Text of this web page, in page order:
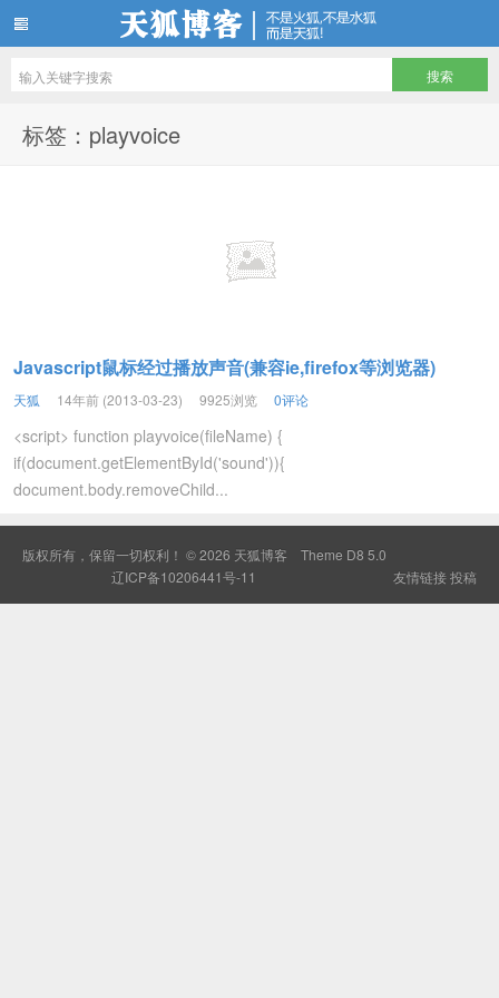
标签：playvoice
Javascript鼠标经过播放声音(兼容ie,firefox等浏览器)
天狐 14年前 (2013-03-23) 9925浏览 0评论
<script> function playvoice(fileName) {
if(document.getElementById('sound')){
document.body.removeChild...
版权所有，保留一切权利！ © 2026 天狐博客 Theme D8 5.0
辽ICP备10206441号-11
友情链接投稿